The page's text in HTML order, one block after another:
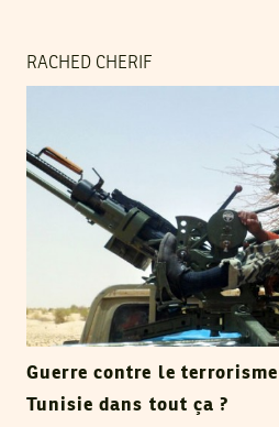
RACHED CHERIF
Guerre contre le
Tunisie dans tout ça ?